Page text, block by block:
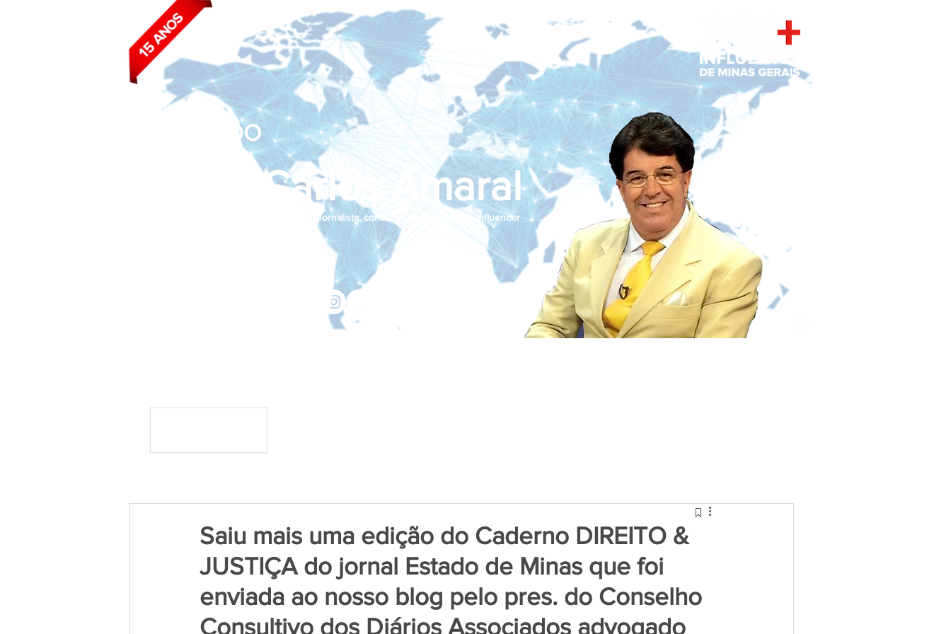
João Carlos Amaral
BLOG DO
Jornalista, consultor de empresas e influencer
Saiu mais uma edição do Caderno DIREITO &
JUSTIÇA do jornal Estado de Minas que foi
enviada ao nosso blog pelo pres. do Conselho
Consultivo dos Diários Associados advogado